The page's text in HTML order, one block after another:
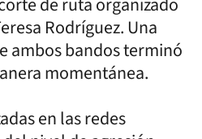
Rodríguez. Una
ambos bandos terminó
momentánea.
en las redes